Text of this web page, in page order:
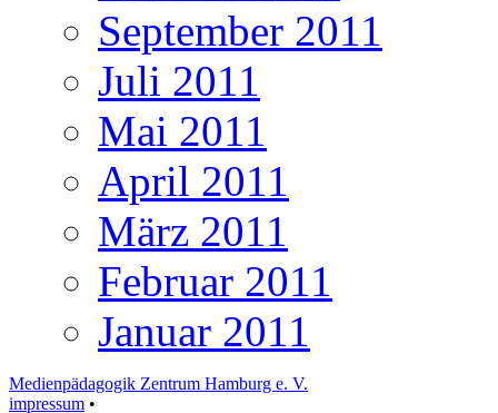
September 2011
Juli 2011
Mai 2011
April 2011
März 2011
Februar 2011
Januar 2011
Medienpädagogik Zentrum Hamburg e. V.
impressum •